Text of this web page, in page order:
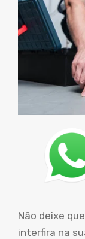
Não deixe
interfira na